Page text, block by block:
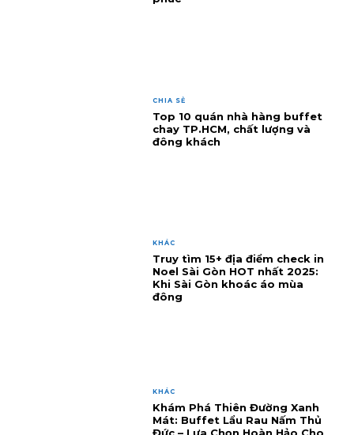
CHIA SẺ
Top 10 quán nhà hàng buffet
chay TP.HCM, chất lượng và
đông khách
KHÁC
Truy tìm 15+ địa điểm check in
Noel Sài Gòn HOT nhất 2025:
Khi Sài Gòn khoác áo mùa
đông
KHÁC
Khám Phá Thiên Đường Xanh
Mát: Buffet Lẩu Rau Nấm Thủ